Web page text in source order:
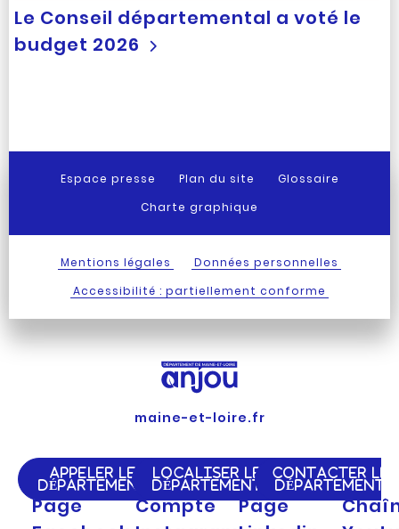
Le Conseil départemental a voté le
budget 2026
Espace presse Plan du site
Glossaire
Charte graphique
Mentions légales
Données personnelles
Accessibilité : partiellement conforme
maine-et-loire.fr
APPELER LE
DÉPARTEMENT
LOCALISER LE
DÉPARTEMENT
CONTACTER LE
DÉPARTEMENT
Page
Compte
Page